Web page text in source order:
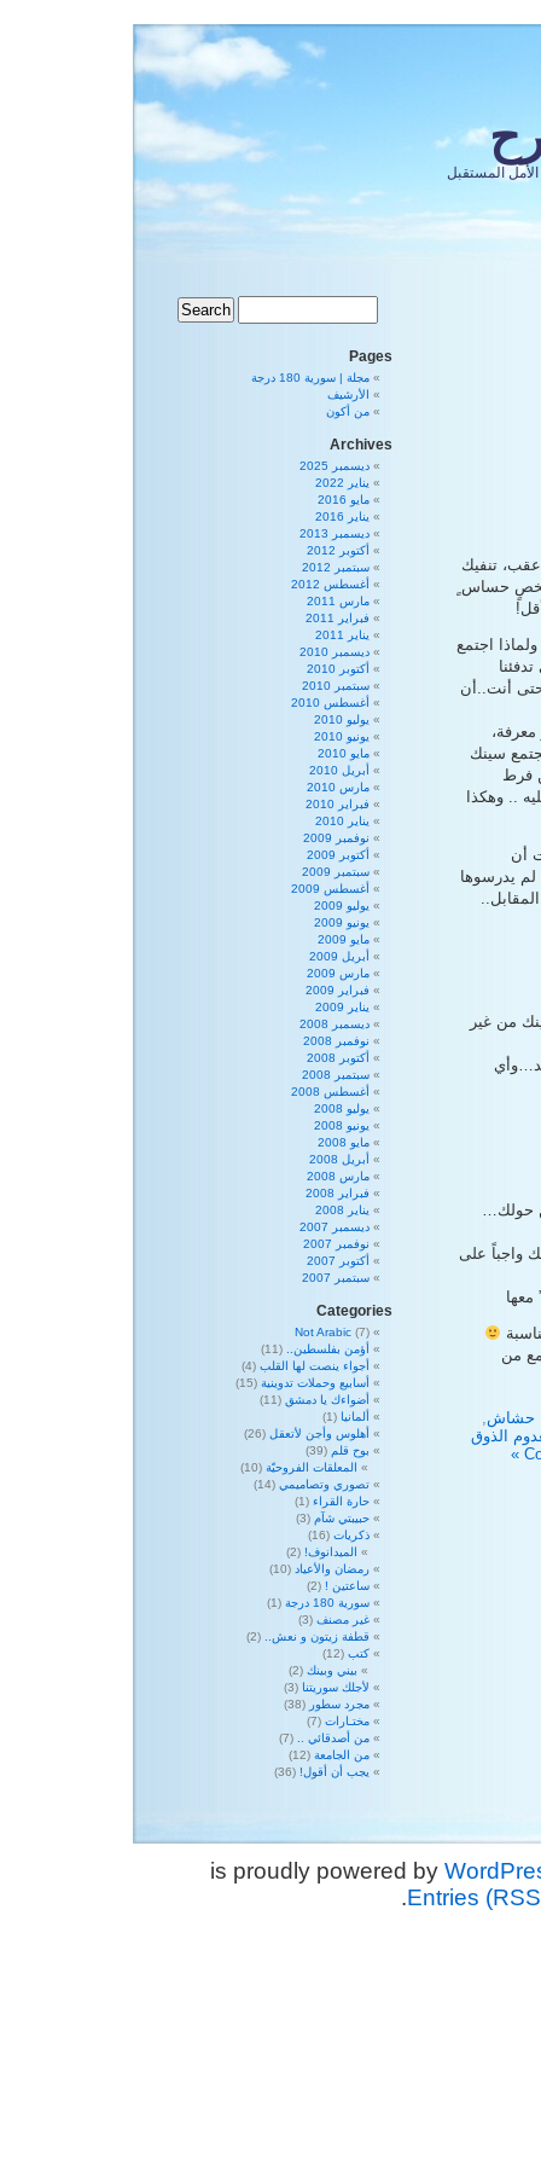
المستقبل
تنفيك
شخصٍ حساس
اجتمع
أنت..أن
سينك
فرط
.. وهكذا
أن
يدرسوها
من غير
حولك…
واجباً على
مع من
حشاش,
الذوق
Pages
مجلة | سورية 180 درجة
الأرشيف
من أكون
Archives
ديسمبر 2025
يناير 2022
مايو 2016
يناير 2016
ديسمبر 2013
أكتوبر 2012
سبتمبر 2012
أغسطس 2012
مارس 2011
فبراير 2011
يناير 2011
ديسمبر 2010
أكتوبر 2010
سبتمبر 2010
أغسطس 2010
يوليو 2010
يونيو 2010
مايو 2010
أبريل 2010
مارس 2010
فبراير 2010
يناير 2010
نوفمبر 2009
أكتوبر 2009
سبتمبر 2009
أغسطس 2009
يوليو 2009
يونيو 2009
مايو 2009
أبريل 2009
مارس 2009
فبراير 2009
يناير 2009
ديسمبر 2008
نوفمبر 2008
أكتوبر 2008
سبتمبر 2008
أغسطس 2008
يوليو 2008
يونيو 2008
مايو 2008
أبريل 2008
مارس 2008
فبراير 2008
يناير 2008
ديسمبر 2007
نوفمبر 2007
أكتوبر 2007
سبتمبر 2007
Categories
Not Arabic (7)
أؤمن بفلسطين..
(11)
أجواء ينصت لها القلب (4)
أسابيع وحملات تدوينية (15)
أضواءك يا دمشق (11)
ألمانيا (1)
أهلوس وأجن لأتعقل (26)
بوح قلم (39)
المعلقات الفروحيّة (10)
تصوري وتصاميمي (14)
حارة القراء (1)
حبيبتي شآم (3)
ذكريات (16)
الميدانوف! (2)
رمضان والأعياد (10)
ساعتين ! (2)
سورية 180 درجة
(1)
غير مصنف (3)
قطفة زيتون و نعش..
(2)
كتب (12)
بيني وبينك (2)
لأجلك سوريتنا (3)
مجرد سطور (38)
مختـارات (7)
من أصدقائي ..
(7)
من الجامعة (12)
يجب أن أقول! (36)
Entries
.